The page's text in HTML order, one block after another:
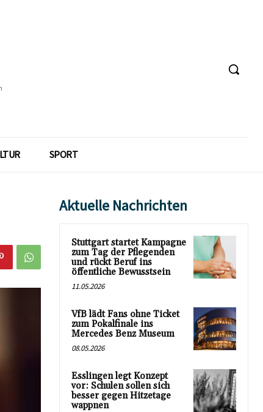
SPORT
Aktuelle Nachrichten
Stuttgart startet Kampagne
zum Tag der Pflegenden
und rückt Beruf ins
öffentliche Bewusstsein
11.05.2026
VfB lädt Fans ohne Ticket
zum Pokalfinale ins
Mercedes Benz Museum
08.05.2026
Esslingen legt Konzept
vor: Schulen sollen sich
besser gegen Hitzetage
wappnen